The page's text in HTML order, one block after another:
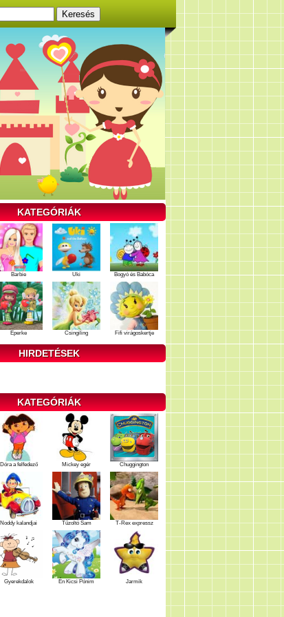
KATEGÓRIÁK
Barbie Uki Bogyó és Babóca
Eperke Csingiling Fifi virágoskertje
HIRDETÉSEK
KATEGÓRIÁK
Dóra a felfedező Mickey egér Chuggington
Noddy kalandjai Tűzoltó Sam T-Rex expressz
Gyerekdalok Én Kicsi Pónim Jarmik